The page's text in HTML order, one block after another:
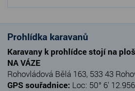
Prohlídka karavanů
Karavany k prohlídce stojí na
NA VÁZE
Rohovládová Bělá 163, 533 43
GPS souřadnice: Loc: 50° 6'